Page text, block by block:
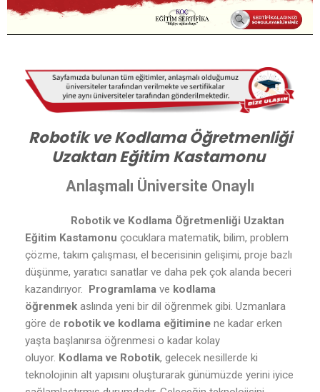
Robotik ve Kodlama Öğretmenliği
Uzaktan Eğitim Kastamonu
Anlaşmalı Üniversite Onaylı
Robotik ve Kodlama Öğretmenliği Uzaktan
Eğitim Kastamonu çocuklara matematik, bilim, problem
çözme, takım çalışması, el becerisinin gelişimi, proje bazlı
düşünme, yaratıcı sanatlar ve daha pek çok alanda beceri
kazandırıyor.
Programlama ve kodlama
öğrenmek aslında yeni bir dil öğrenmek gibi. Uzmanlara
göre de robotik ve kodlama eğitimine ne kadar erken
yaşta başlanırsa öğrenmesi o kadar kolay
oluyor. Kodlama ve Robotik, gelecek nesillerde ki
teknolojinin alt yapısını oluşturarak günümüzde yerini iyice